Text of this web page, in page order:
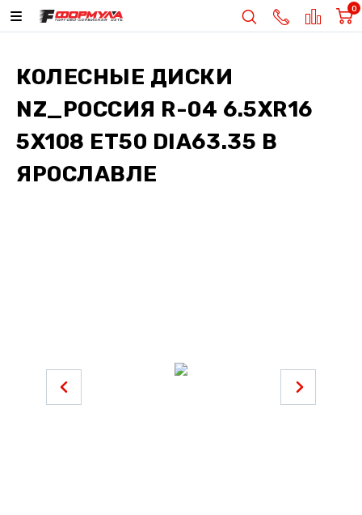
0
КОЛЕСНЫЕ ДИСКИ
NZ_РОССИЯ R-04 6.5XR16
5X108 ET50 DIA63.35 В
ЯРОСЛАВЛЕ